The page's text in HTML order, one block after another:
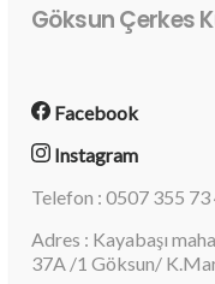
Göksun Çerkes
Facebook
Instagram
Telefon : 0507 355 73
Adres : Kayabaşı
37A /1 Göksun/